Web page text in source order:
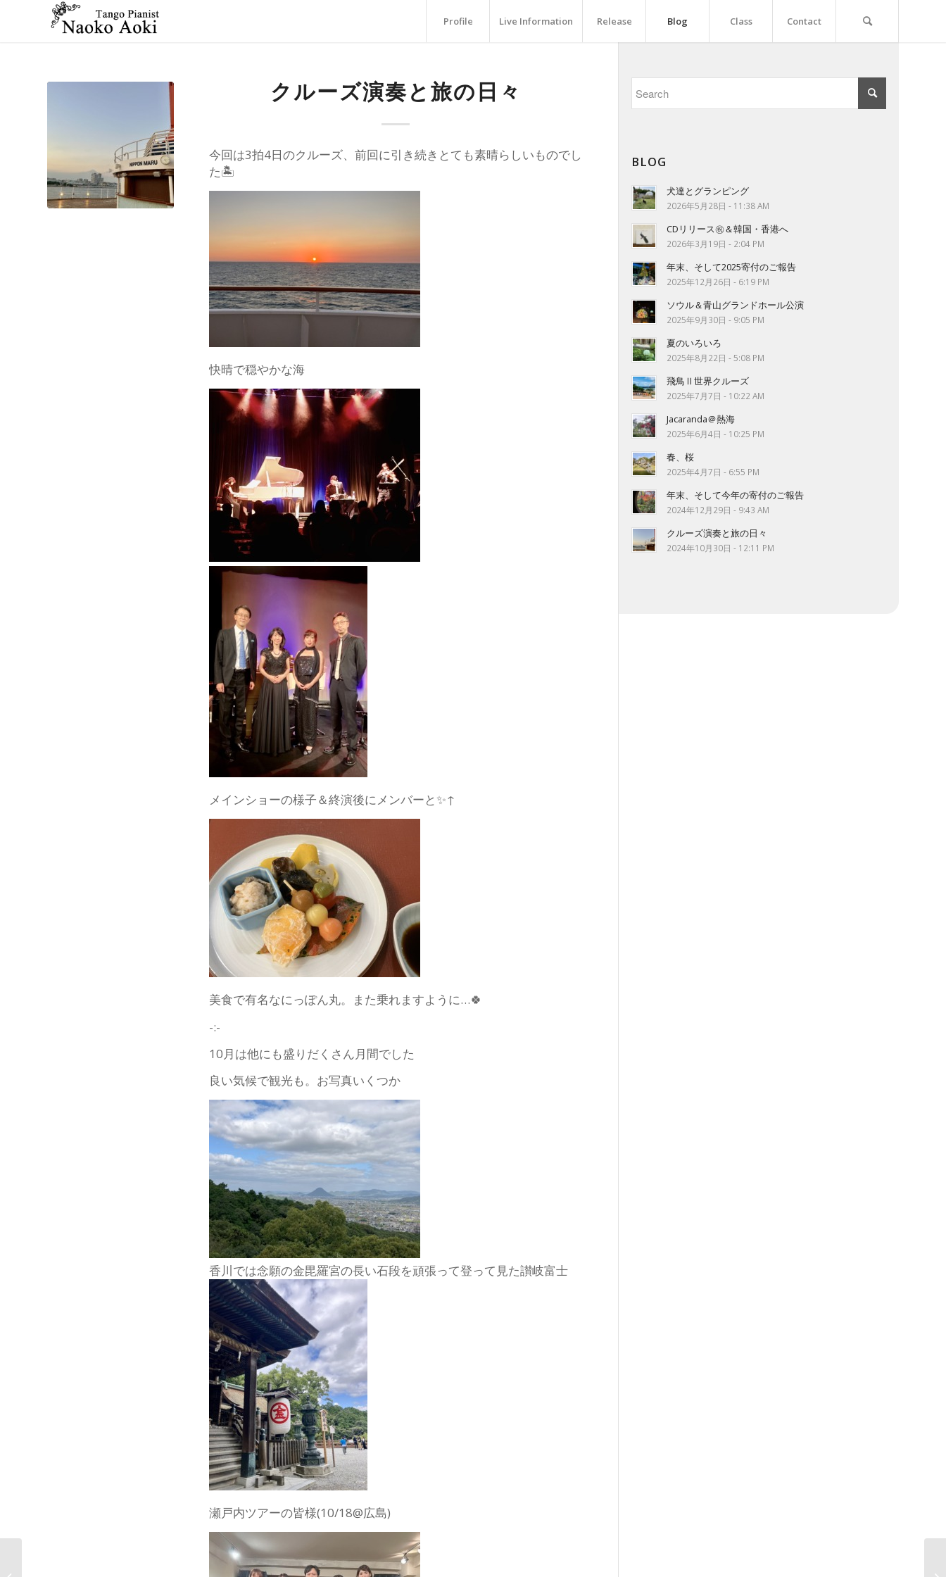
Profile Live Information Release Blog Class Contact
クルーズ演奏と旅の日々
今回は3拍4日のクルーズ、前回に引き続きとても素晴らしいものでし
た🏝
快晴で穏やかな海
メインショーの様子＆終演後にメンバーと✨↑
美食で有名なにっぽん丸。また乗れますように…🍀
-:-
10月は他にも盛りだくさん月間でした
良い気候で観光も。お写真いくつか
香川では念願の金毘羅宮の長い石段を頑張って登って見た讃岐富士
瀬戸内ツアーの皆様(10/18@広島)
BLOG
犬達とグランピング
2026年5月28日 - 11:38 AM
CDリリース㊗＆韓国・香港へ
2026年3月19日 - 2:04 PM
年末、そして2025寄付のご報告
2025年12月26日 - 6:19 PM
ソウル＆青山グランドホール公演
2025年9月30日 - 9:05 PM
夏のいろいろ
2025年8月22日 - 5:08 PM
飛鳥Ⅱ世界クルーズ
2025年7月7日 - 10:22 AM
Jacaranda＠熱海
2025年6月4日 - 10:25 PM
春、桜
2025年4月7日 - 6:55 PM
年末、そして今年の寄付のご報告
2024年12月29日 - 9:43 AM
クルーズ演奏と旅の日々
2024年10月30日 - 12:11 PM